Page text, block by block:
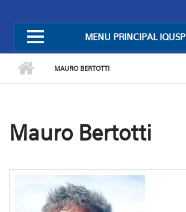
MENU PRINCIPAL IQUSP
MAURO BERTOTTI
Mauro Bertotti